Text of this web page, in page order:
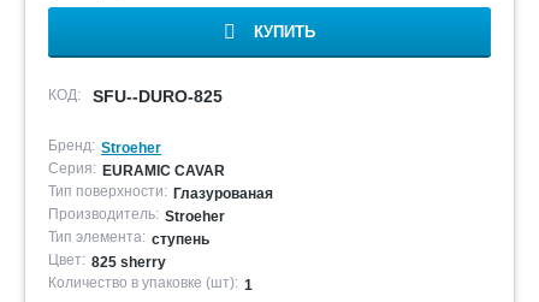
КУПИТЬ
КОД: SFU--DURO-825
Бренд: Stroeher
Серия: EURAMIC CAVAR
Тип поверхности: Глазурованая
Производитель: Stroeher
Тип элемента: ступень
Цвет: 825 sherry
Количество в упаковке (шт): 1